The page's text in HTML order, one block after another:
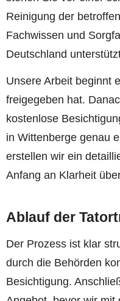
Reinigung der
Fachwissen und
Deutschland
Unsere Arbeit beginnt
freigegeben hat.
kostenlose
in Wittenberge genau
erstellen wir ein
Anfang an Klarheit
Ablauf der
Der Prozess ist klar
durch die Behörden
Besichtigung.